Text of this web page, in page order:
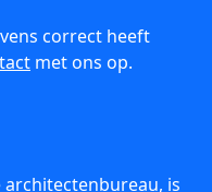
correct heeft
met ons op.
architectenbureau, is